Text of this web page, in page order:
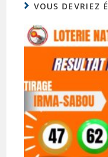
VOUS DEVRIEZ